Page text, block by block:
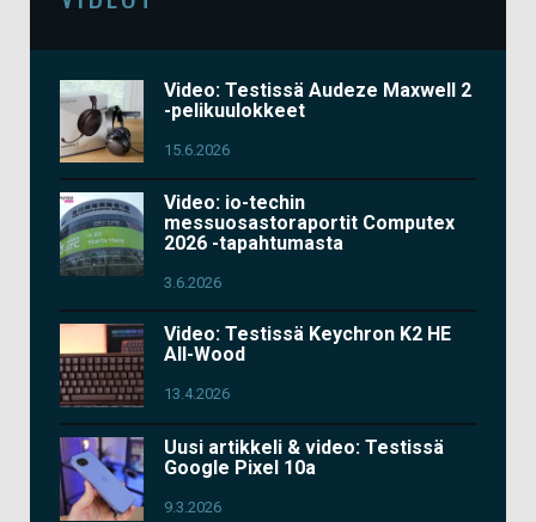
Video: Testissä Audeze Maxwell 2
-pelikuulokkeet
15.6.2026
Video: io-techin
messuosastoraportit Computex
2026 -tapahtumasta
3.6.2026
Video: Testissä Keychron K2 HE
All-Wood
13.4.2026
Uusi artikkeli & video: Testissä
Google Pixel 10a
9.3.2026